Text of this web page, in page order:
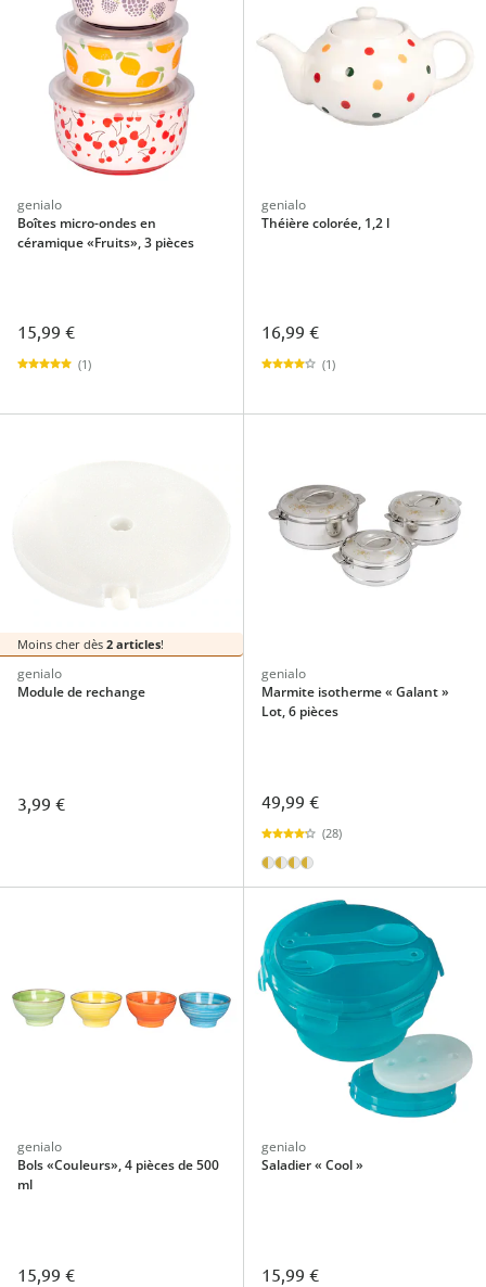
genialo
Boîtes micro-ondes en
céramique «Fruits», 3 pièces
15,99 €
(1)
genialo
Théière colorée, 1,2 l
16,99 €
(1)
Moins cher dès 2 articles!
genialo
Module de rechange
3,99 €
genialo
Marmite isotherme « Galant »
Lot, 6 pièces
49,99 €
(28)
genialo
Bols «Couleurs», 4 pièces de 500
ml
15,99 €
genialo
Saladier « Cool »
15,99 €